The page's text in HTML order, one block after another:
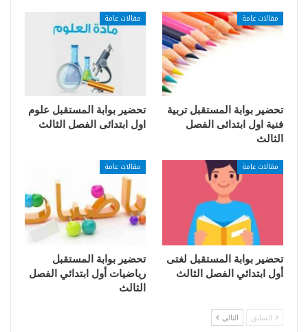
مقالات عامة
تحضير بوابة المستقبل تربية
فنية اول ابتدائى الفصل
الثالث
مقالات عامة
تحضير بوابة المستقبل علوم
اول ابتدائى الفصل الثالث
مقالات عامة
تحضير بوابة المستقبل لغتى
أول ابتدائي الفصل الثالث
مقالات عامة
تحضير بوابة المستقبل
رياضيات أول ابتدائي الفصل
الثالث
السابق التالي